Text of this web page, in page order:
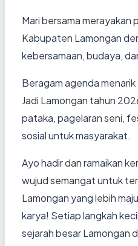
Mari bersama merayakan
Kabupaten Lamongan
kebersamaan, budaya,
Beragam agenda menarik
Jadi Lamongan tahun
pataka, pagelaran seni,
sosial untuk masyarakat.
Ayo hadir dan ramaikan
wujud semangat untuk
Lamongan yang lebih
karya! Setiap langkah
sejarah besar Lamongan